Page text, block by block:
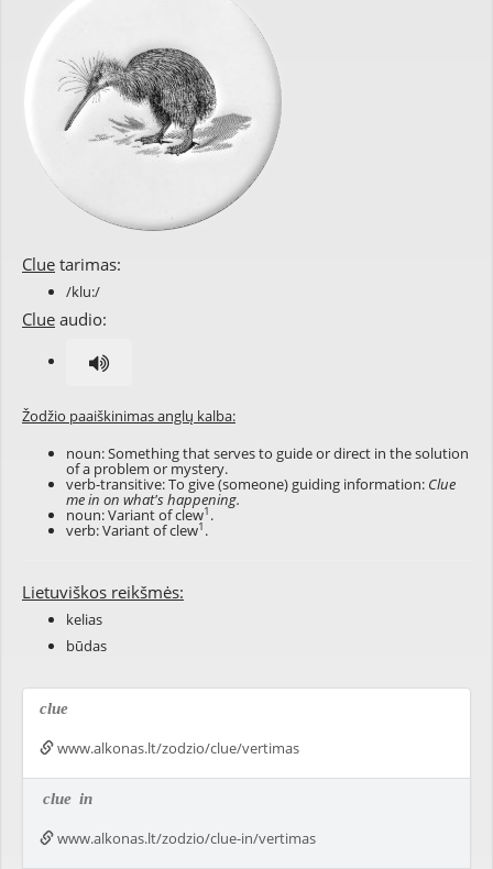
Clue tarimas:
/klu:/
Clue audio:
Žodžio paaiškinimas anglų kalba:
noun: Something that serves to guide or direct in the solution
of a problem or mystery.
verb-transitive: To give (someone) guiding information: Clue
me in on what's happening.
noun: Variant ofclew1 .
verb: Variant ofclew1 .
Lietuviškos reikšmės:
kelias
būdas
clue
www.alkonas.lt/zodzio/clue/vertimas
clue in
www.alkonas.lt/zodzio/clue-in/vertimas